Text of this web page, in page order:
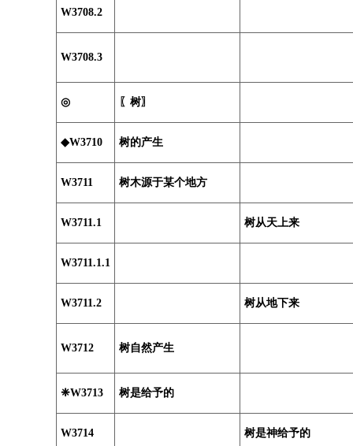
W3708.2
W3708.3
◎ 〖树〗
◆W3710 树的产生
W3711 树木源于某个地方
W3711.1 树从天上来
W3711.1.1
W3711.2 树从地下来
W3712 树自然产生
❈W3713 树是给予的
W3714 树是神给予的